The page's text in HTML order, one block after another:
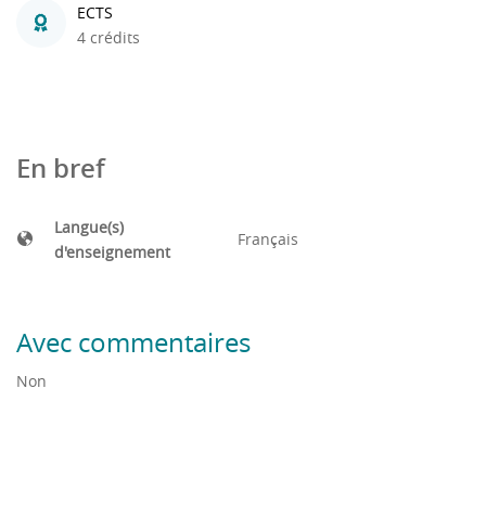
ECTS
4 crédits
En bref
Langue(s)
d'enseignement
Français
Avec commentaires
Non